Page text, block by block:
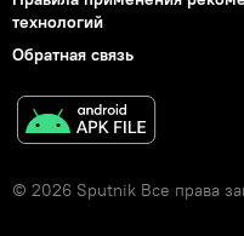
технологий
Обратная связь
© 2026 Sputnik Все права